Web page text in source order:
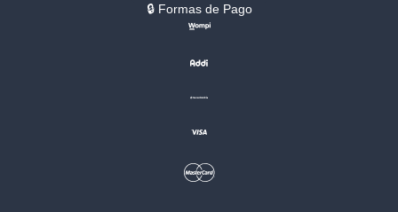
🔒︎ Formas de Pago